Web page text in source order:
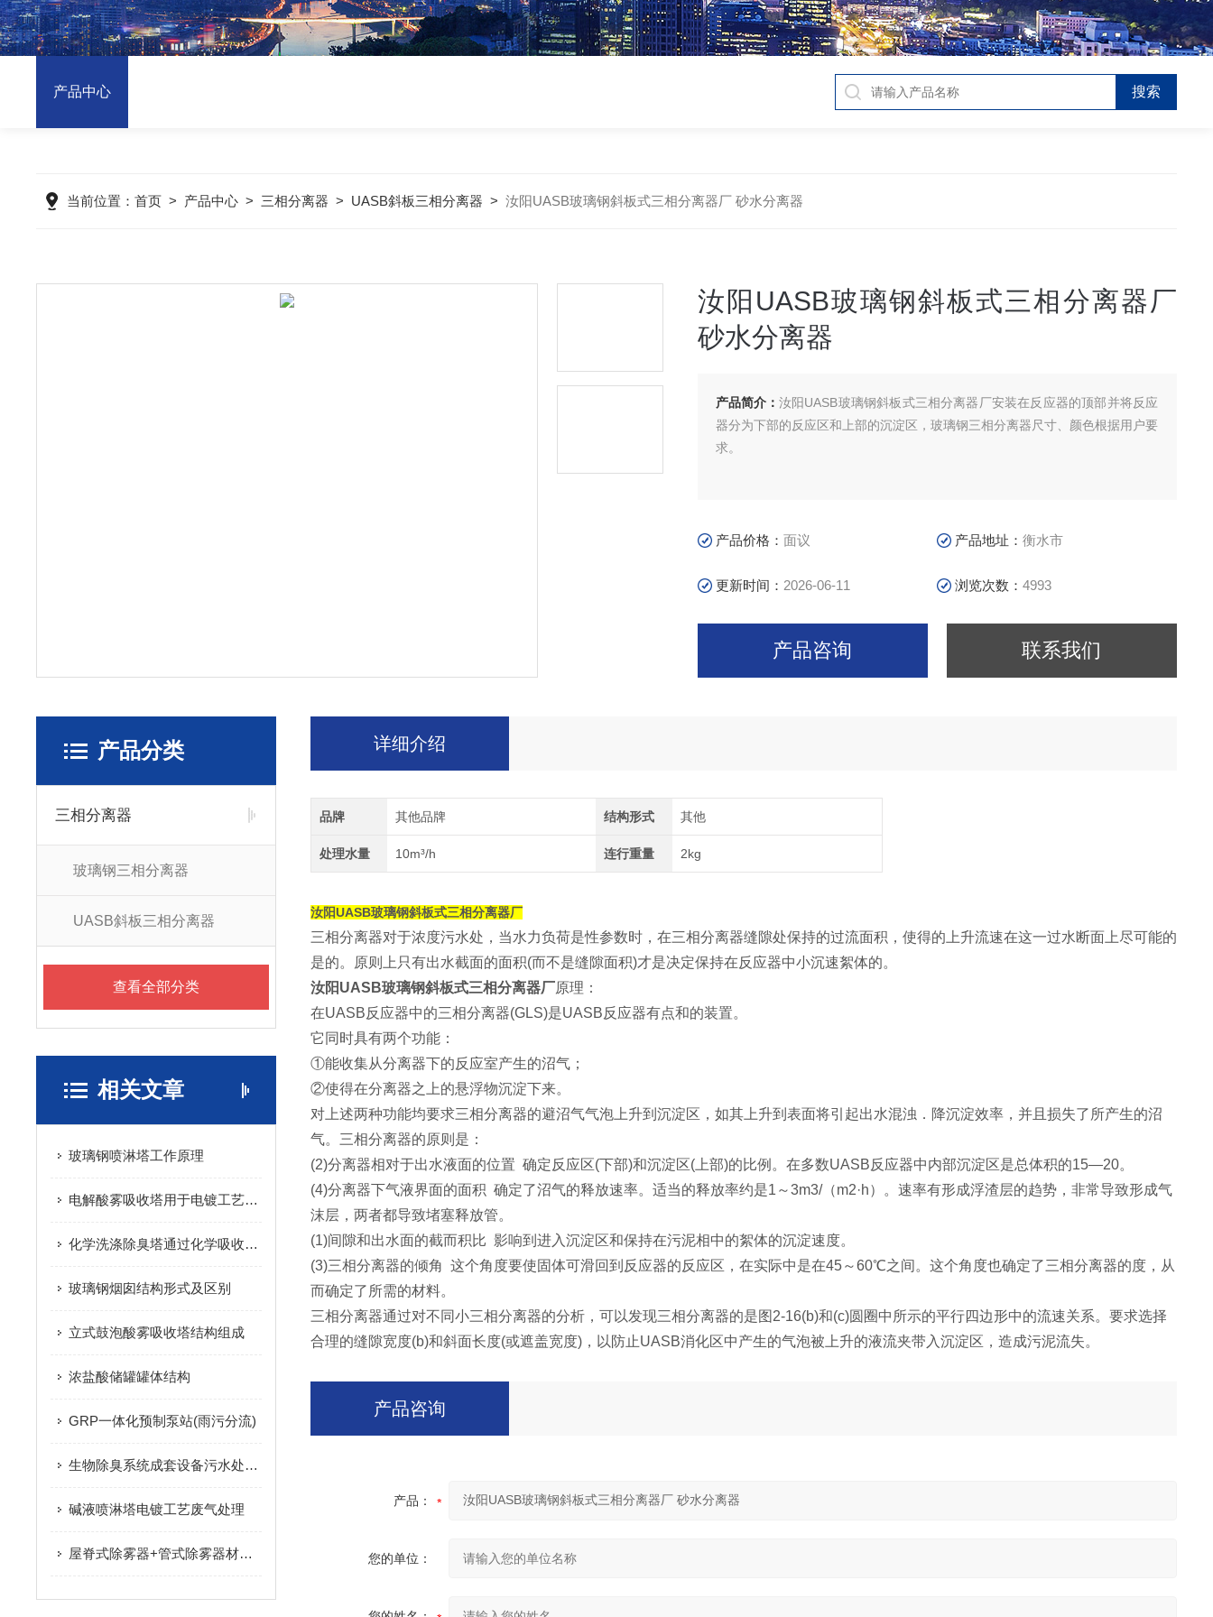
产品中心
当前位置：首页 > 产品中心 > 三相分离器 > UASB斜板三相分离器 >汝阳UASB玻璃钢斜板式三相分离器厂 砂水分离器
汝阳UASB玻璃钢斜板式三相分离器厂
砂水分离器
产品简介：汝阳UASB玻璃钢斜板式三相分离器厂安装在反应器的顶部并将反应
器分为下部的反应区和上部的沉淀区，玻璃钢三相分离器尺寸、颜色根据用户要
求。
产品价格：面议 产品地址：衡水市
更新时间： 2026-06-11 浏览次数：4993
产品咨询 联系我们
产品分类
三相分离器
玻璃钢三相分离器
UASB斜板三相分离器
查看全部分类
相关文章
玻璃钢喷淋塔工作原理
电解酸雾吸收塔用于电镀工艺中酸雾废气治理
化学洗涤除臭塔通过化学吸收液与废气反应实现除臭
玻璃钢烟囱结构形式及区别
立式鼓泡酸雾吸收塔结构组成
浓盐酸储罐罐体结构
GRP一体化预制泵站(雨污分流)
生物除臭系统成套设备污水处理厂
碱液喷淋塔电镀工艺废气处理
屋脊式除雾器+管式除雾器材质FRP或PP
详细介绍
品牌 其他品牌 结构形式 其他
处理水量 10m³/h 连行重量 2kg
汝阳UASB玻璃钢斜板式三相分离器厂
三相分离器对于浓度污水处，当水力负荷是性参数时，在三相分离器缝隙处保持的过流面积，使得的上升流速在这一过水断面上尽可能的
是的。原则上只有出水截面的面积(而不是缝隙面积)才是决定保持在反应器中小沉速絮体的。
汝阳UASB玻璃钢斜板式三相分离器厂原理：
在UASB反应器中的三相分离器(GLS)是UASB反应器有点和的装置。
它同时具有两个功能：
①能收集从分离器下的反应室产生的沼气；
②使得在分离器之上的悬浮物沉淀下来。
对上述两种功能均要求三相分离器的避沼气气泡上升到沉淀区，如其上升到表面将引起出水混浊．降沉淀效率，并且损失了所产生的沼
气。三相分离器的原则是：
(2)分离器相对于出水液面的位置 确定反应区(下部)和沉淀区(上部)的比例。在多数UASB反应器中内部沉淀区是总体积的15—20。
(4)分离器下气液界面的面积 确定了沼气的释放速率。适当的释放率约是1～3m3/（m2·h）。速率有形成浮渣层的趋势，非常导致形成气
沫层，两者都导致堵塞释放管。
(1)间隙和出水面的截而积比 影响到进入沉淀区和保持在污泥相中的絮体的沉淀速度。
(3)三相分离器的倾角 这个角度要使固体可滑回到反应器的反应区，在实际中是在45～60℃之间。这个角度也确定了三相分离器的度，从
而确定了所需的材料。
三相分离器通过对不同小三相分离器的分析，可以发现三相分离器的是图2-16(b)和(c)圆圈中所示的平行四边形中的流速关系。要求选择
合理的缝隙宽度(b)和斜面长度(或遮盖宽度)，以防止UASB消化区中产生的气泡被上升的液流夹带入沉淀区，造成污泥流失。
产品咨询
产品：
您的单位：